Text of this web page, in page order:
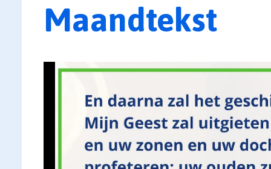
Maandtekst